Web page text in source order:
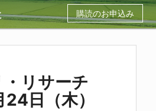
購読のお申込み
・リサーチ
日（木）